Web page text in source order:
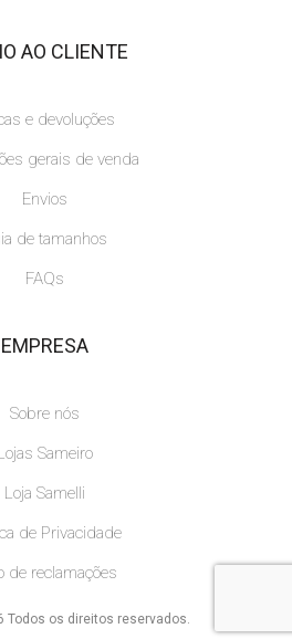
AO CLIENTE
e devoluções
gerais de venda
Envios
de tamanhos
FAQs
EMPRESA
Sobre nós
Sameiro
Loja Samelli
de Privacidade
de reclamações
Todos os direitos reservados.